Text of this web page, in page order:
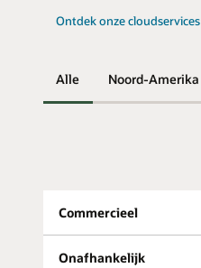
Ontdek onze cloudservices
Alle Noord-Amerika
Commercieel
Onafhankelijk